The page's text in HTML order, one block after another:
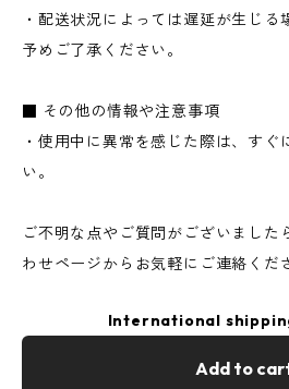
・配送状況によっては遅延が生じる
予めご了承ください。
■ その他の情報や注意事項
・使用中に異常を感じた際は、すぐ
い。
ご不明な点やご質問がございました
わせページからお気軽にご連絡くだ
International
Add to